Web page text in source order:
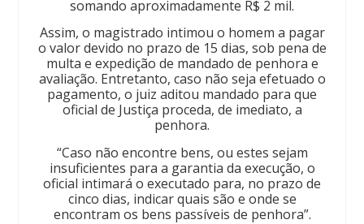
somando aproximadamente R$ 2 mil.
Assim, o magistrado intimou o homem a pagar
o valor devido no prazo de 15 dias, sob pena de
multa e expedição de mandado de penhora e
avaliação. Entretanto, caso não seja efetuado o
pagamento, o juiz aditou mandado para que
oficial de Justiça proceda, de imediato, a
penhora.
“Caso não encontre bens, ou estes sejam
insuficientes para a garantia da execução, o
oficial intimará o executado para, no prazo de
cinco dias, indicar quais são e onde se
encontram os bens passíveis de penhora”.